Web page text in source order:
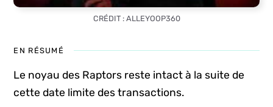
CRÉDIT : ALLEYOOP360
EN RÉSUMÉ
Le noyau des Raptors reste intact à la suite de
cette date limite des transactions.